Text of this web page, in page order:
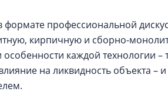
формате профессиональной
кирпичную и сборно-
особенности каждой
на ликвидность объекта –